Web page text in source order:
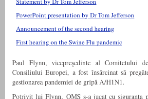
PowerPoint presentation by Dr Tom Jefferson
Announcement of the second hearing
First hearing on the Swine Flu pandemic
Paul Flynn, vicepreşedinte al Comitetului
Consiliului Europei, a fost însărcinat să
gestionarea pandemiei de gripă A/H1N1.
Potrivit lui Flynn, OMS s-a jucat cu siguranţa